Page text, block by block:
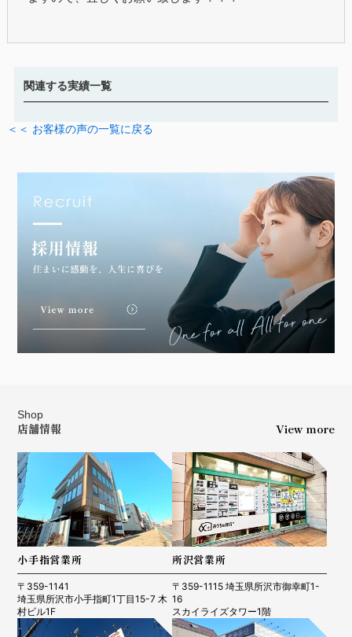
関連する実績一覧
＜＜ お客様の声の一覧に戻る
Shop
店舗情報 View more
小手指営業所
〒359-1141
埼玉県所沢市小手指町1丁目15-7 木
村ビル1F
所沢営業所
〒359-1115 埼玉県所沢市御幸町1-
16
スカイライズタワー1階